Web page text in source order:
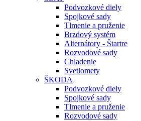
Podvozkové diely
Spojkové sady
Tlmenie a pruženie
Brzdový systém
Alternátory - Štartre
Rozvodové sady
Chladenie
Svetlomety
ŠKODA
Podvozkové diely
Spojkové sady
Tlmenie a pruženie
Rozvodové sady